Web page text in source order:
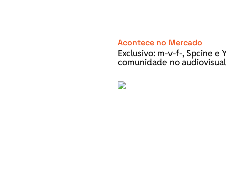
Acontece no Mercado
Exclusivo: m-v-f-, Spcine e
comunidade no audiovisual